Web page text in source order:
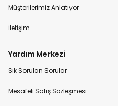
Müşterilerimiz Anlatıyor
İletişim
Yardım Merkezi
Sık Sorulan Sorular
Mesafeli Satış Sözleşmesi